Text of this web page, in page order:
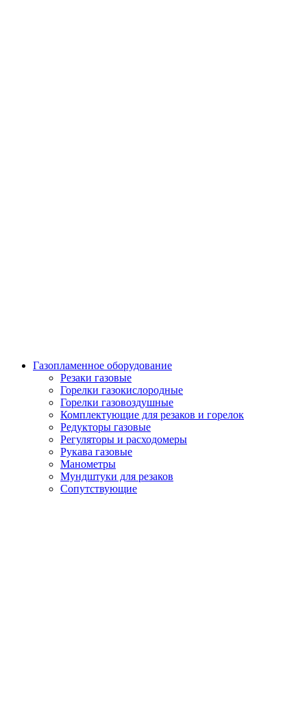
Газопламенное оборудование
Резаки газовые
Горелки газокислородные
Горелки газовоздушные
Комплектующие для резаков и горелок
Редукторы газовые
Регуляторы и расходомеры
Рукава газовые
Манометры
Мундштуки для резаков
Сопутствующие